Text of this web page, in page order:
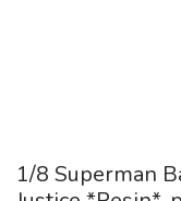
1/8 Superman